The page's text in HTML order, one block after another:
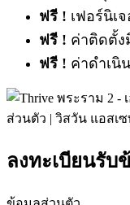
ฟรี ! เฟอร์นิเ
ฟรี ! ค่าติดตั้ง
ฟรี ! ค่าดำเนิ
ลงทะเบียนรับ